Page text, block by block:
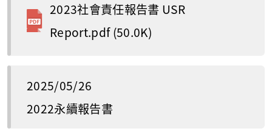
2023社會責任報告書 USR
Report.pdf(50.0K)
2025/05/26
2022永續報告書